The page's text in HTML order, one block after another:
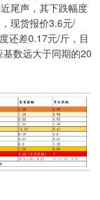
尾声，其下跌幅度
现货报价3.6元/
还差0.17元/斤，目
数远大于同期的20